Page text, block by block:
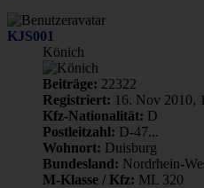
KJS001
Könich
Beiträge: 22322
Registriert: 16. Nov 2010,
Kfz-Nationalität: D
Postleitzahl: D-47...
Wohnort: Duisburg
Bundesland: Nordrhein-
M-Klasse / Kfz: ML 320